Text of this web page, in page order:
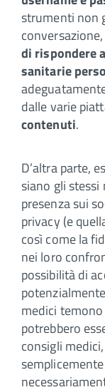
strumenti non
di rispondere
sanitarie
dalle varie
contenuti.
D’altra parte,
siano gli stessi
presenza sui
privacy (e
così come la
nei loro
possibilità di
medici
potrebbero
consigli